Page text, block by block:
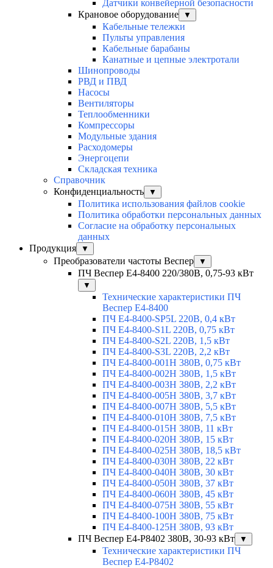
Датчики конвейерной безопасности
Крановое оборудование
▼
Кабельные тележки
Пульты управления
Кабельные барабаны
Канатные и цепные электротали
Шинопроводы
РВД и ПВД
Насосы
Вентиляторы
Теплообменники
Компрессоры
Модульные здания
Расходомеры
Энергоцепи
Складская техника
Справочник
Конфиденциальность
▼
Политика использования файлов cookie
Политика обработки персональных данных
Согласие на обработку персональных
данных
Продукция
▼
Преобразователи частоты Веспер ▼
ПЧ Веспер E4-8400 220/380В, 0,75-93 кВт
▼
Технические характеристики ПЧ
Веспер E4-8400
ПЧ Е4-8400-SP5L 220В, 0,4 кВт
ПЧ Е4-8400-S1L 220В, 0,75 кВт
ПЧ Е4-8400-S2L 220В, 1,5 кВт
ПЧ Е4-8400-S3L 220В, 2,2 кВт
ПЧ Е4-8400-001H 380В, 0,75 кВт
ПЧ Е4-8400-002H 380В, 1,5 кВт
ПЧ Е4-8400-003H 380В, 2,2 кВт
ПЧ Е4-8400-005H 380В, 3,7 кВт
ПЧ Е4-8400-007H 380В, 5,5 кВт
ПЧ Е4-8400-010H 380В, 7,5 кВт
ПЧ Е4-8400-015H 380В, 11 кВт
ПЧ Е4-8400-020H 380В, 15 кВт
ПЧ Е4-8400-025H 380В, 18,5 кВт
ПЧ Е4-8400-030H 380В, 22 кВт
ПЧ E4-8400-040H 380В, 30 кВт
ПЧ Е4-8400-050Н 380В, 37 кВт
ПЧ Е4-8400-060Н 380В, 45 кВт
ПЧ E4-8400-075H 380В, 55 кВт
ПЧ E4-8400-100H 380В, 75 кВт
ПЧ E4-8400-125H 380В, 93 кВт
ПЧ Веспер E4-P8402 380В, 30-93 кВт
▼
Технические характеристики ПЧ
Веспер E4-P8402